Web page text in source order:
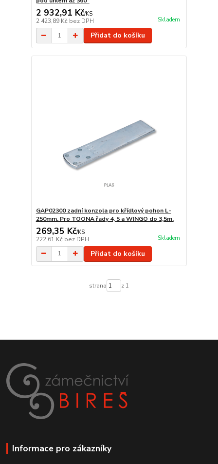
2 932,91 Kč/KS
2 423,89 Kč bez DPH Skladem
Přidat do košíku
GAP02300 zadní konzola pro křídlový pohon L-
250mm. Pro TOONA řady 4, 5 a WINGO do 3,5m.
269,35 Kč/KS
222,61 Kč bez DPH Skladem
Přidat do košíku
strana z 1
Informace pro zákazníky